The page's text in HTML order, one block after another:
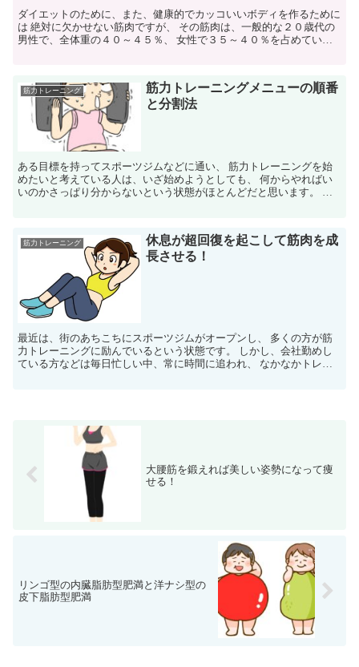
ダイエットのために、また、健康的でカッコいいボディを作るために
は 絶対に欠かせない筋肉ですが、 その筋肉は、一般的な２０歳代の
男性で、全体重の４０～４５％、 女性で３５～４０％を占めていま
筋力トレーニング
筋力トレーニングメニューの順番
と分割法
ある目標を持ってスポーツジムなどに通い、 筋力トレーニングを始
めたいと考えている人は、いざ始めようとしても、 何からやればい
いのかさっぱり分からないという状態がほとんどだと思います。 ス
筋力トレーニング
休息が超回復を起こして筋肉を成
長させる！
最近は、街のあちこちにスポーツジムがオープンし、 多くの方が筋
力トレーニングに励んでいるという状態です。 しかし、会社勤めし
ている方などは毎日忙しい中、常に時間に追われ、 なかなかトレー
大腰筋を鍛えれば美しい姿勢になって痩
せる！
リンゴ型の内臓脂肪型肥満と洋ナシ型の
皮下脂肪型肥満